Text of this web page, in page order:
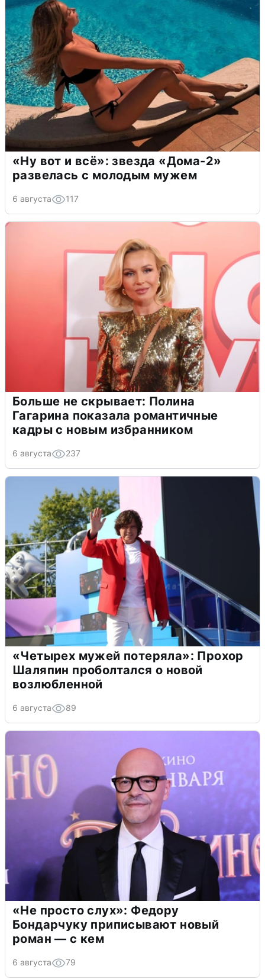
«Ну вот и всё»: звезда «Дома-2»
развелась с молодым мужем
6 августа 117
Больше не скрывает: Полина
Гагарина показала романтичные
кадры с новым избранником
6 августа 237
«Четырех мужей потеряла»: Прохор
Шаляпин проболтался о новой
возлюбленной
6 августа 89
«Не просто слух»: Федору
Бондарчуку приписывают новый
роман — с кем
6 августа 79